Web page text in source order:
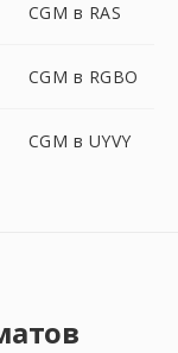
CGM в RAS
CGM в RGBO
CGM в UYVY